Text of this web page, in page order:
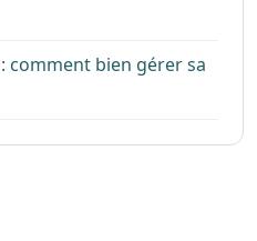
comment bien gérer sa